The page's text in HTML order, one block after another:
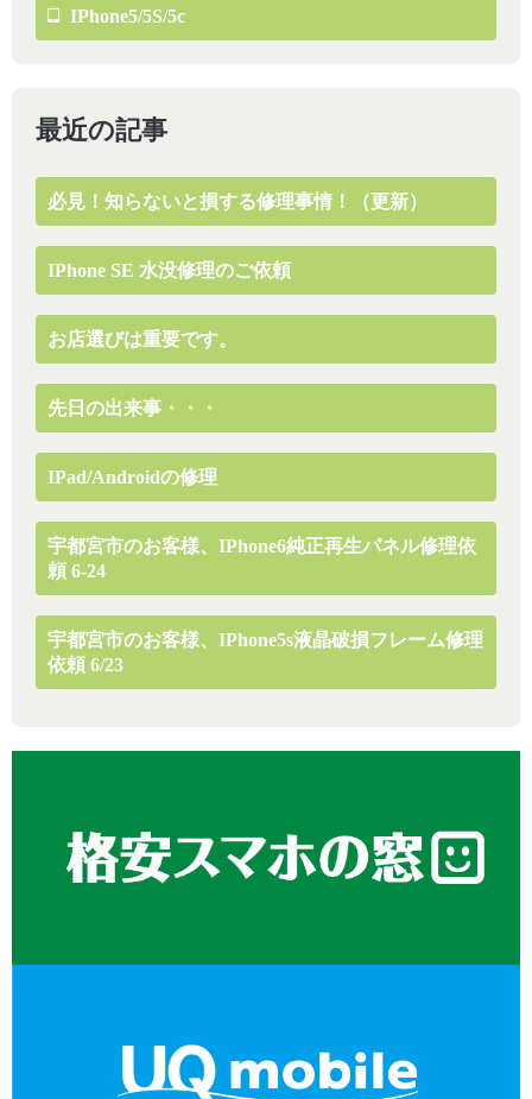
IPhone5/5S/5c
最近の記事
必見！知らないと損する修理事情！（更新）
IPhone SE 水没修理のご依頼
お店選びは重要です。
先日の出来事・・・
IPad/Androidの修理
宇都宮市のお客様、iPhone6純正再生パネル修理依
頼 6-24
宇都宮市のお客様、iPhone5s液晶破損フレーム修理
依頼 6/23